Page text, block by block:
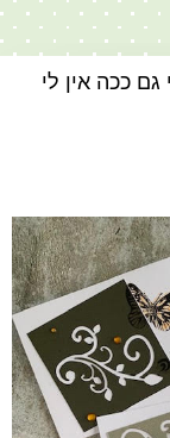
ככה אין לי